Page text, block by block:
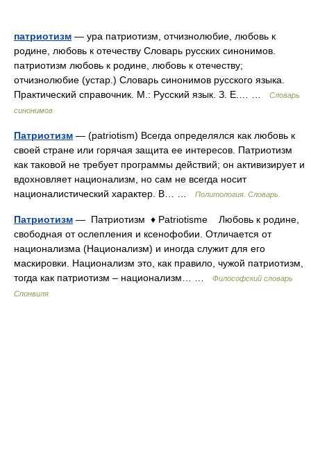
патриотизм — ура патриотизм, отчизнолюбие, любовь к
родине, любовь к отечеству Словарь русских синонимов.
патриотизм любовь к родине, любовь к отечеству;
отчизнолюбие (устар.) Словарь синонимов русского языка.
Практический справочник. М.: Русский язык. З. Е.… …
Словарь
синонимов
Патриотизм — (patriotism) Всегда определялся как любовь к
своей стране или горячая защита ее интересов. Патриотизм
как таковой не требует программы действий; он активизирует и
вдохновляет национализм, но сам не всегда носит
националистический характер. В… …
Политология. Словарь.
Патриотизм — Патриотизм ♦ Patriotisme Любовь к родине,
свободная от ослепления и ксенофобии. Отличается от
национализма (Национализм) и иногда служит для его
маскировки. Национализм это, как правило, чужой патриотизм,
тогда как патриотизм – национализм… …
Философский словарь
Спонвиля